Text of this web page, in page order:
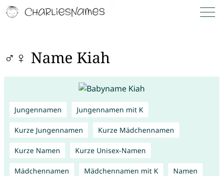
♂♀ Name Kiah
Jungennamen Jungennamen mit K
Kurze Jungennamen Kurze Mädchennamen
Kurze Namen Kurze Unisex-Namen
Mädchennamen Mädchennamen mit K Namen